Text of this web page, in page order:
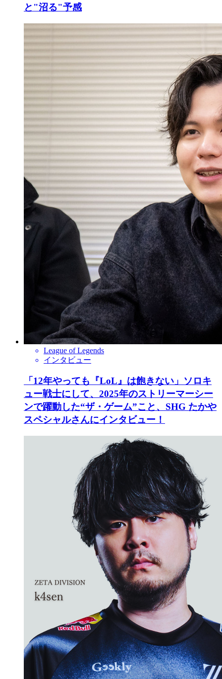
と"沼る"予感
League of Legends
インタビュー
「12年やっても『LoL』は飽きない」ソロキ
ュー戦士にして、2025年のストリーマーシー
ンで躍動した“ザ・ゲーム”こと、SHG たかや
スペシャルさんにインタビュー！